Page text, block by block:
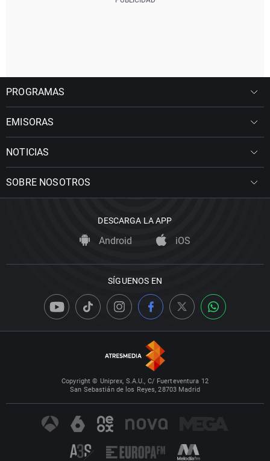
PROGRAMAS
EMISORAS
NOTICIAS
SOBRE NOSOTROS
DESCARGA LA APP
Android iOS
SÍGUENOS EN
Copyright © Uniprex, S.A.U., C/ Fuerteventura 12
San Sebastián de los Reyes, 28703 Madrid